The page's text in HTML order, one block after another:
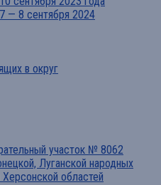
— 8 сентября 2024
в округ
участок № 8062
Луганской народных
областей